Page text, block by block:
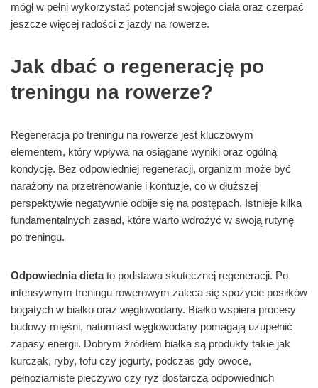
mógł w pełni wykorzystać potencjał swojego ciała oraz czerpać
jeszcze więcej radości z jazdy na rowerze.
Jak dbać o regenerację po
treningu na rowerze?
Regeneracja po treningu na rowerze jest kluczowym
elementem, który wpływa na osiągane wyniki oraz ogólną
kondycję. Bez odpowiedniej regeneracji, organizm może być
narażony na przetrenowanie i kontuzje, co w dłuższej
perspektywie negatywnie odbije się na postępach. Istnieje kilka
fundamentalnych zasad, które warto wdrożyć w swoją rutynę
po treningu.
Odpowiednia dietato podstawa skutecznej regeneracji. Po
intensywnym treningu rowerowym zaleca się spożycie posiłków
bogatych w białko oraz węglowodany. Białko wspiera procesy
budowy mięśni, natomiast węglowodany pomagają uzupełnić
zapasy energii. Dobrym źródłem białka są produkty takie jak
kurczak, ryby, tofu czy jogurty, podczas gdy owoce,
pełnoziarniste pieczywo czy ryż dostarczą odpowiednich